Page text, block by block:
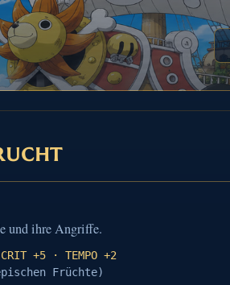
und ihre Angriffe.
+5 · TEMPO +2
Früchte)